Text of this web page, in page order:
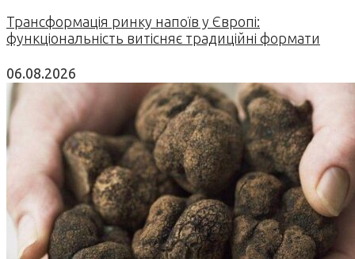
Трансформація ринку напоїв у Європі:
функціональність витісняє традиційні формати
06.08.2026